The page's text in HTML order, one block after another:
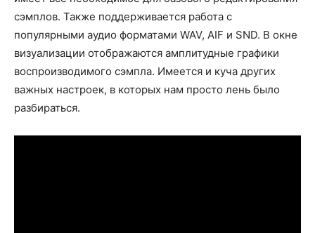
сэмплов. Также поддерживается работа с
популярными аудио форматами WAV, AIF и SND. В окне
визуализации отображаются амплитудные графики
воспроизводимого сэмпла. Имеется и куча других
важных настроек, в которых нам просто лень было
разбираться.